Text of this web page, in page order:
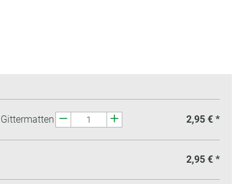
2,95 € *
2,95 € *